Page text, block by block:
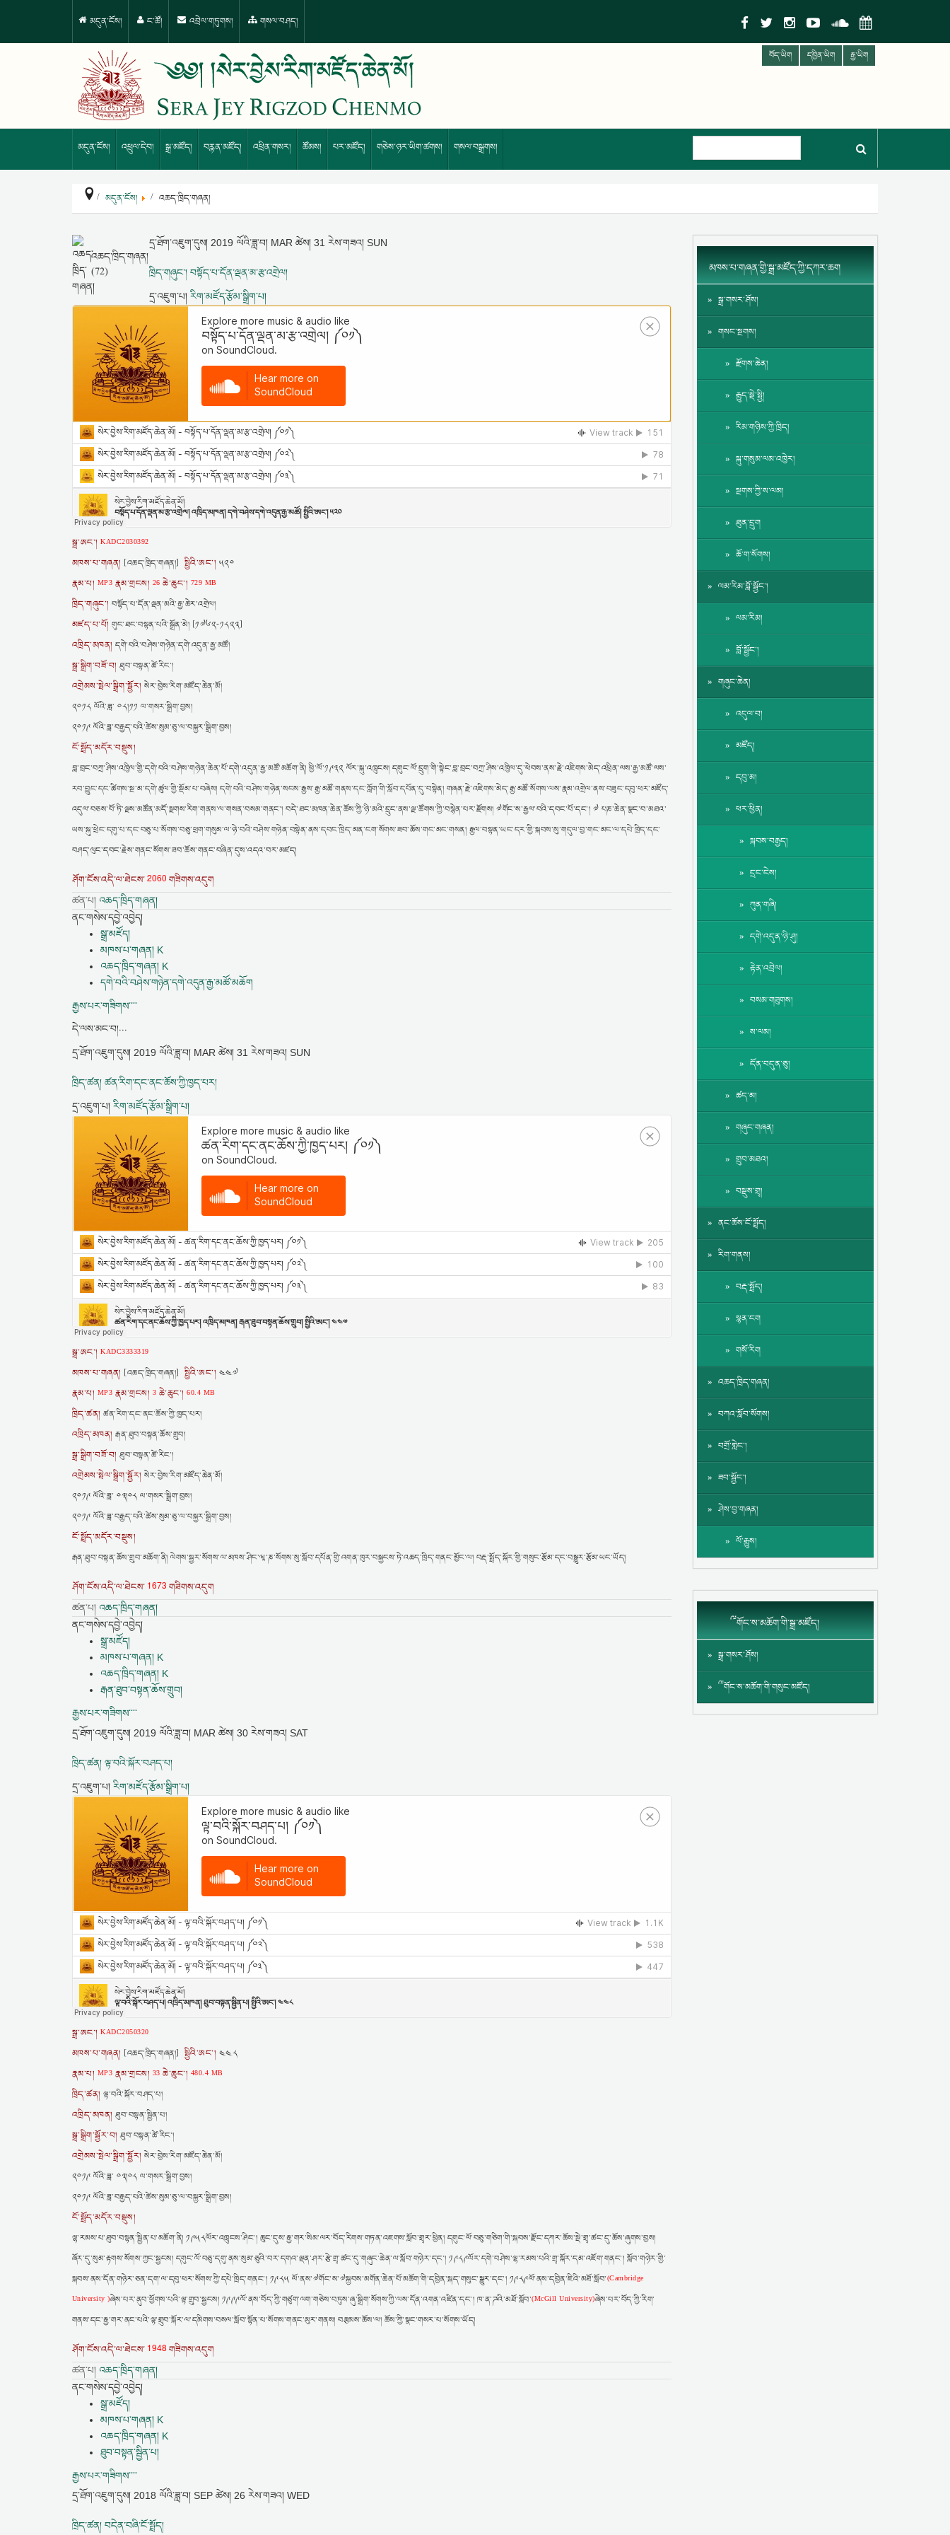
མདུན་ངོས། ང་ཚོ། འབྲེལ་གཏུགས། གསལ་བཤད།
བོད་ཡིག དབྱིན་ཡིག རྒྱ་ཡིག
མདུན་ངོས། འཕྲུལ་དེབ། སྒྲ་མཛོད། བརྙན་མཛོད། འཕྲིན་གསར། ཚོམས། པར་མཛོད། གཅེས་ཉར་ཡིག་ཚགས། གསལ་བསྒྲགས།
མདུན་ངོས། འཆད་ཁྲིད་གཞན།
འཆད་ཁྲིད་གཞན།
(72)
དྲ་ཐོག་འཇུག་དུས། 2019 ལོའི་ཟླ་བ། MAR ཚེས། 31 རེས་གཟའ། SUN
ཁྲིད་གཞུང་། བསྟོད་པ་དོན་ལྡན་མ་རྩ་འགྲེལ།
དྲ་འཇུག་པ། རིག་མཛོད་རྩོམ་སྒྲིག་པ།
སྒྲ་ཨང་།KADC2030392
མཁས་པ་གཞན། [འཆད་ཁྲིད་གཞན།] སྤྱིའི་ཨང་། ༥༢༠
རྣམ་པ། MP3 རྣམ་གྲངས། 26 ཆེ་ཆུང་། 729 MB
ཁྲིད་གཞུང་།བསྟོད་པ་དོན་ལྡན་མའི་རྒྱ་ཆེར་འགྲེལ།
མཛད་པ་པོ།གུང་ཐང་བསྟན་པའི་སྒྲོན་མེ། [༡༧༦༢-༡༨༢༣]
འཁྲིད་མཁན།དགེ་བའི་བཤེས་གཉེན་དགེ་འདུན་རྒྱ་མཚོ།
སྒྲ་སྒྲིག་བཟོ་བ།ཐུབ་བསྟན་ཚེ་རིང་།
འགྲེམས་སྤེལ་སྒྲིག་སྦྱོར། སེར་བྱེས་རིག་མཛོད་ཆེན་མོ།
༢༠༡༨ ལོའི་ཟླ་ ༠༨།༡༡ ལ་གསར་སྒྲིག་བྱས།
༢༠༡༩ ལོའི་ཟླ་བརྒྱད་པའི་ཚེས་སུམ་ཅུ་ལ་བསྐྱར་སྒྲིག་བྱས།
ངོ་སྤྲོད་མདོར་བསྡུས།
བླ་བྲང་བཀྲ་ཤིས་འཁྱིལ་གྱི་དགེ་བའི་བཤེས་གཉེན་ཆེན་པོ་དགེ་འདུན་རྒྱ་མཚོ་མཆོག་ནི། ཕྱི་ལོ་༡༩༣༢ ལོར་སྐུ་འཁྲུངས། དགུང་ལོ་དྲུག་གི་སྟེང་བླ་བྲང་བཀྲ་ཤིས་འཁྱིལ་དུ་ཕེབས་ནས་རྗེ་འཇིགས་མེད་འཕྲིན་ལས་རྒྱ་མཚོ་ལས་
རབ་བྱུང་དང་ཚིགས་སྔ་མ་དགེ་ཚུལ་གྱི་སྡོམ་པ་བཞེས། དགེ་བའི་བཤེས་གཉེན་སངས་རྒྱས་རྒྱ་མཚོ་གནས་དང་ཀློག་གི་སློབ་དཔོན་དུ་བསྟེན། གཞན་རྗེ་འཇིགས་མེད་རྒྱ་མཚོ་སོགས་ལས་རྣམ་འགྲེལ་ནས་བཟུང་དབུ་ཕར་མཛོད་
འདུལ་བཅས་པོ་ཏི་ལྔས་མཚོན་མདོ་སྔགས་རིག་གནས་ལ་གསན་བསམ་གནང་། བདེ་ཐང་མཁན་ཆེན་ཆོས་ཀྱི་ཉི་མའི་དྲུང་ནས་ལྔ་ཚོགས་ཀྱི་བསྙེན་པར་རྫོགས། ༧གོང་ས་རྒྱལ་བའི་དབང་པོ་དང་། ༧ པཎ་ཆེན་སྣང་བ་མཐའ་
ཡས་སྐུ་ཕྲེང་དགུ་པ་དང་བཅུ་པ་སོགས་བཅུ་ཕྲག་གསུམ་ལ་ཉེ་བའི་བཤེས་གཉེན་བསྟེན་ནས་དབང་ཁྲིད་མན་ངག་སོགས་ཟབ་ཆོས་གང་མང་གསན། རྒྱལ་བསྟན་ཡང་དར་གྱི་སྐབས་སུ་གདུལ་བྱ་གང་མང་ལ་དཔེ་ཁྲིད་དང་
བཤད་ལུང་དབང་རྗེས་གནང་སོགས་ཟབ་ཆོས་གནང་བཞིན་དུས་འདའ་བར་མཛད།
ཤོག་ངོས་འདི་ལ་ཐེངས་2060 གཟིགས་འདུག
ཚན་པ། འཆད་ཁྲིད་གཞན།
ནང་གསེས་དབྱེ་འབྱེད།
སྒྲ་མཛོད།
མཁས་པ་གཞན། K
འཆད་ཁྲིད་གཞན། K
དགེ་བའི་བཤེས་གཉེན་དགེ་འདུན་རྒྱ་མཚོ་མཆོག
རྒྱས་པར་གཟིགས་་་་
དེ་ལས་མང་བ།...
དྲ་ཐོག་འཇུག་དུས། 2019 ལོའི་ཟླ་བ། MAR ཚེས། 31 རེས་གཟའ། SUN
ཁྲིད་ཚན། ཚན་རིག་དང་ནང་ཆོས་ཀྱི་ཁྱད་པར།
དྲ་འཇུག་པ། རིག་མཛོད་རྩོམ་སྒྲིག་པ།
སྒྲ་ཨང་།KADC3333319
མཁས་པ་གཞན། [འཆད་ཁྲིད་གཞན།] སྤྱིའི་ཨང་། ༤༤༧
རྣམ་པ། MP3 རྣམ་གྲངས། 3 ཆེ་ཆུང་། 60.4 MB
ཁྲིད་ཚན།ཚན་རིག་དང་ནང་ཆོས་ཀྱི་ཁྱད་པར།
འཁྲིད་མཁན།རྒན་ཐུབ་བསྟན་ཆོས་གྲུབ།
སྒྲ་སྒྲིག་བཟོ་བ།ཐུབ་བསྟན་ཚེ་རིང་།
འགྲེམས་སྤེལ་སྒྲིག་སྦྱོར། སེར་བྱེས་རིག་མཛོད་ཆེན་མོ།
༢༠༡༩ ལོའི་ཟླ་ ༠༣།༠༨ ལ་གསར་སྒྲིག་བྱས།
༢༠༡༩ ལོའི་ཟླ་བརྒྱད་པའི་ཚེས་སུམ་ཅུ་ལ་བསྐྱར་སྒྲིག་བྱས།
ངོ་སྤྲོད་མདོར་བསྡུས།
རྒན་ཐུབ་བསྟན་ཆོས་གྲུབ་མཆོག་ནི། ལེགས་སྦྱར་སོགས་ལ་མཁས་ཤིང་ཝཱ་ཎ་སོགས་སུ་སློབ་དཔོན་གྱི་འགན་ཁུར་བསྐྱངས་ཏེ་འཆད་ཁྲིད་གནང་མྱོང་ལ། བརྡ་སྤྲོད་སྐོར་གྱི་གསུང་རྩོམ་དང་བསྒྱུར་རྩོམ་ཡང་ཡོད།
ཤོག་ངོས་འདི་ལ་ཐེངས་ 1673 གཟིགས་འདུག
ཚན་པ། འཆད་ཁྲིད་གཞན།
ནང་གསེས་དབྱེ་འབྱེད།
སྒྲ་མཛོད།
མཁས་པ་གཞན། K
འཆད་ཁྲིད་གཞན། K
རྒན་ཐུབ་བསྟན་ཆོས་གྲུབ།
རྒྱས་པར་གཟིགས་་་་
དྲ་ཐོག་འཇུག་དུས། 2019 ལོའི་ཟླ་བ། MAR ཚེས། 30 རེས་གཟའ། SAT
ཁྲིད་ཚན། ལྟ་བའི་སྐོར་བཤད་པ།
དྲ་འཇུག་པ། རིག་མཛོད་རྩོམ་སྒྲིག་པ།
སྒྲ་ཨང་།KADC2050320
མཁས་པ་གཞན། [འཆད་ཁྲིད་གཞན།] སྤྱིའི་ཨང་། ༤༤༨
རྣམ་པ། MP3 རྣམ་གྲངས། 33 ཆེ་ཆུང་། 480.4 MB
ཁྲིད་ཚན།ལྟ་བའི་སྐོར་བཤད་པ།
འཁྲིད་མཁན། ཐུབ་བསྟན་སྦྱིན་པ།
སྒྲ་སྒྲིག་སྦྱོར་བ།ཐུབ་བསྟན་ཚེ་རིང་།
འགྲེམས་སྤེལ་སྒྲིག་སྦྱོར། སེར་བྱེས་རིག་མཛོད་ཆེན་མོ།
༢༠༡༩ ལོའི་ཟླ་ ༠༣།༠༨ ལ་གསར་སྒྲིག་བྱས།
༢༠༡༩ ལོའི་ཟླ་བརྒྱད་པའི་ཚེས་སུམ་ཅུ་ལ་བསྐྱར་སྒྲིག་བྱས།
ངོ་སྤྲོད་མདོར་བསྡུས།
ལྷ་རམས་པ་ཐུབ་བསྟན་སྦྱིན་པ་མཆོག་ནི། ༡༩༥༨ལོར་འཁྲུངས་ཤིང་། ཆུང་དུས་རྒྱ་གར་སིམ་ལར་བོད་རིགས་གཏན་འཇགས་སློབ་གྲྭར་ཕྱིན། དགུང་ལོ་བཅུ་གཅིག་གི་སྐབས་རྫོང་དཀར་ཆོས་སྡེ་གྲྭ་ཚང་དུ་ཆོས་ཞུགས་བྱས།
ཞོར་དུ་སུམ་རྟགས་སོགས་ཀྱང་སྦྱངས། དགུང་ལོ་བཅུ་དགུ་ནས་སུམ་ཅུའི་བར་དགའ་ལྡན་ཤར་རྩེ་གྲྭ་ཚང་དུ་གཞུང་ཆེན་ལ་སློབ་གཉེར་དང་། ༡༩༨༩ལོར་དགེ་བཤེས་ལྷ་རམས་པའི་གྲྭ་སྐོར་དམ་འཇོག་གནང་། སློབ་གཉེར་གྱི་
སྐབས་ནས་དོན་གཉེར་ཅན་དག་ལ་དབུ་ཕར་སོགས་ཀྱི་དཔེ་ཁྲིད་གནང་། ༡༩༨༥ ལོ་ནས་༧གོང་ས་༧སྐྱབས་མགོན་ཆེན་པོ་མཆོག་གི་དབྱིན་སྐད་གསུང་སྒྱུར་དང་། ༡༩༨༩ལོ་ནས་དབྱིན་ཇིའི་མཐོ་སློབ་(Cambridge
University )ཞེས་པར་ནུབ་ཕྱོགས་པའི་ལྟ་གྲུབ་སྦྱངས། ༡༩༩༩ལོ་ནས་བོད་ཀྱི་གཙུག་ལག་གཅེས་བཏུས་ཞུ་སྒྲིག་སོགས་ཀྱི་ལས་དོན་འགན་འཛིན་དང་། ཁ་ན་ཌའི་མཐོ་སློབ་(McGill University)ཞེས་པར་བོད་ཀྱི་རིག་
གནས་དང་རྒྱ་གར་ནང་པའི་ལྟ་གྲུབ་སྐོར་ལ་དམིགས་བསལ་སློབ་སྟོན་པ་སོགས་གནང་མུར་གནས། བརྩམས་ཆོས་ལ། ཆོས་ཀྱི་སྣང་གསར་པ་སོགས་ཡོད།
ཤོག་ངོས་འདི་ལ་ཐེངས་ 1948 གཟིགས་འདུག
ཚན་པ། འཆད་ཁྲིད་གཞན།
ནང་གསེས་དབྱེ་འབྱེད།
སྒྲ་མཛོད།
མཁས་པ་གཞན། K
འཆད་ཁྲིད་གཞན། K
ཐུབ་བསྟན་སྦྱིན་པ།
རྒྱས་པར་གཟིགས་་་་
དྲ་ཐོག་འཇུག་དུས། 2018 ལོའི་ཟླ་བ། SEP ཚེས། 26 རེས་གཟའ། WED
ཁྲིད་ཚན། བདེན་བཞི་ངོ་སྤྲོད།
མཁས་པ་གཞན་གྱི་སྒྲ་མཛོད་ཀྱི་དཀར་ཆག
སྒྲ་གསར་ཤོས།
གསང་སྔགས།
རྫོགས་ཆེན།
རྒྱུད་སྡེ་སྤྱི།
རིམ་གཉིས་ཀྱི་ཁྲིད།
སྐུ་གསུམ་ལམ་འཁྱེར།
སྔགས་ཀྱི་ས་ལམ།
ཐུན་དྲུག
ཆོ་ག་སོགས།
ལམ་རིམ་བློ་སྦྱོང་།
ལམ་རིམ།
བློ་སྦྱོང་།
གཞུང་ཆེན།
འདུལ་བ།
མཛོད།
དབུ་མ།
ཕར་ཕྱིན།
སྐབས་བརྒྱད།
དྲང་ངེས།
ཀུན་གཞི།
དགེ་འདུན་ཉི་ཤུ།
རྟེན་འབྲེལ།
བསམ་གཟུགས།
ས་ལམ།
དོན་བདུན་ཅུ།
ཚད་མ།
གཞུང་གཞན།
གྲུབ་མཐའ།
བསྡུས་གྲྭ།
ནང་ཆོས་ངོ་སྤྲོད།
རིག་གནས།
བརྡ་སྤྲོད།
སྙན་ངག
གསོ་རིག
འཆད་ཁྲིད་གཞན།
བཀའ་སློབ་སོགས།
བགྲོ་གླེང་།
ཟབ་སྦྱོང་།
ཤེས་བྱ་གཞན།
ལོ་རྒྱུས།
༸གོང་ས་མཆོག་གི་སྒྲ་མཛོད།
སྒྲ་གསར་ཤོས།
༸གོང་ས་མཆོག་གི་གསུང་མཛོད།